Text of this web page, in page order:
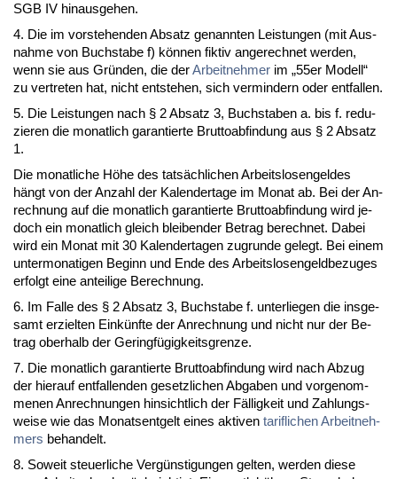
SGB IV hin­aus­ge­hen.
4. Die im vor­ste­hen­den Ab­satz ge­nann­ten Leis­tun­gen (mit Aus­
nah­me von Buch­sta­be f) können fik­tiv an­ge­rech­net wer­den,
wenn sie aus Gründen, die derAr­beit­neh­mer im „55er Mo­dell“
zu ver­tre­ten hat, nicht ent­ste­hen, sich ver­min­dern oder ent­fal­len.
5. Die Leis­tun­gen nach § 2 Ab­satz 3, Buch­sta­ben a. bis f. re­du­
zie­ren die mo­nat­lich ga­ran­tier­te Brut­to­ab­fin­dung aus § 2 Ab­satz
1.
Die mo­nat­li­che Höhe des tatsächli­chen Ar­beits­lo­sen­gel­des
hängt von der An­zahl der Ka­len­der­ta­ge im Mo­nat ab. Bei der An­
rech­nung auf die mo­nat­lich ga­ran­tier­te Brut­to­ab­fin­dung wird je­
doch ein mo­nat­lich gleich blei­ben­der Be­trag be­rech­net. Da­bei
wird ein Mo­nat mit 30 Ka­len­der­ta­gen zu­grun­de ge­legt. Bei ei­nem
un­ter­mo­na­ti­gen Be­ginn und En­de des Ar­beits­lo­sen­geld­be­zu­ges
er­folgt ei­ne an­tei­li­ge Be­rech­nung.
6. Im Fal­le des § 2 Ab­satz 3, Buch­sta­be f. un­ter­lie­gen die ins­ge­
samt er­ziel­ten Einkünf­te der An­rech­nung und nicht nur der Be­
trag ober­halb der Ge­ringfügig­keits­gren­ze.
7. Die mo­nat­lich ga­ran­tier­te Brut­to­ab­fin­dung wird nach Ab­zug
der hier­auf ent­fal­len­den ge­setz­li­chen Ab­ga­ben und vor­ge­nom­
me­nen An­rech­nun­gen hin­sicht­lich der Fällig­keit und Zah­lungs­
wei­se wie das Mo­nats­ent­gelt ei­nes ak­ti­ven ta­rif­li­chenAr­beit­neh­
mers be­han­delt.
8. So­weit steu­er­li­che Vergüns­ti­gun­gen gel­ten, wer­den die­se